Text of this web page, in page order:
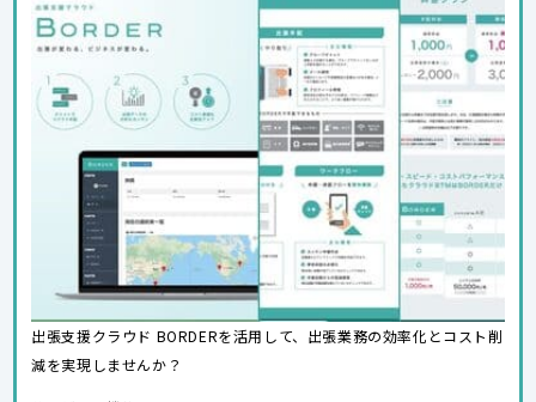
出張支援クラウド BORDERを活用して、出張業務の効率化とコスト削
減を実現しませんか？